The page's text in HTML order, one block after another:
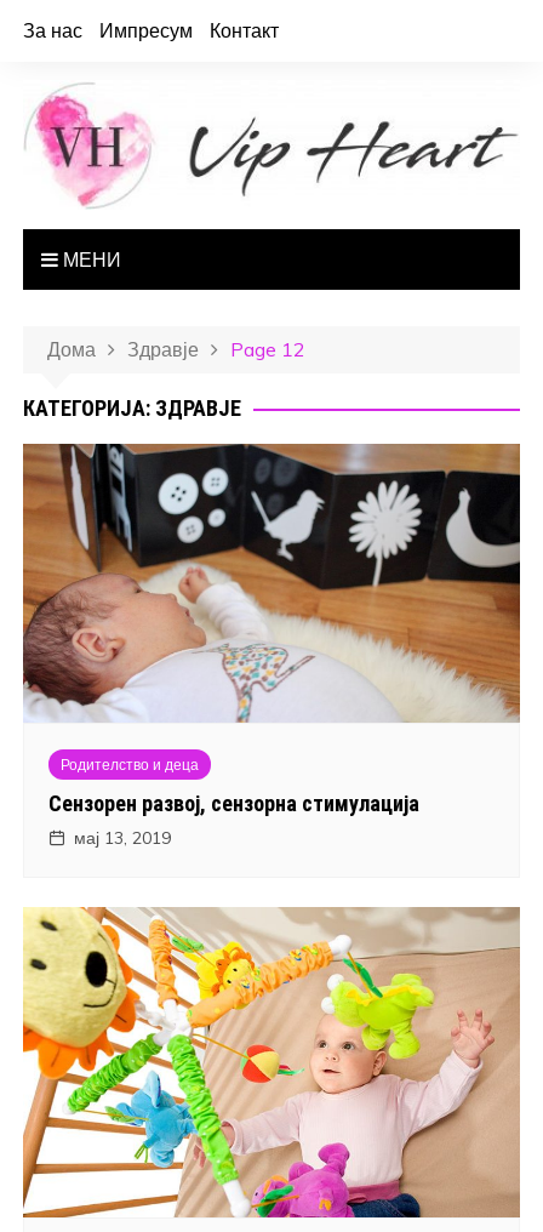
За нас Импресум Контакт
МЕНИ
Дома Здравје Page 12
КАТЕГОРИЈА: ЗДРАВЈЕ
Родителство и деца
Сензорен развој, сензорна стимулација
мај 13, 2019